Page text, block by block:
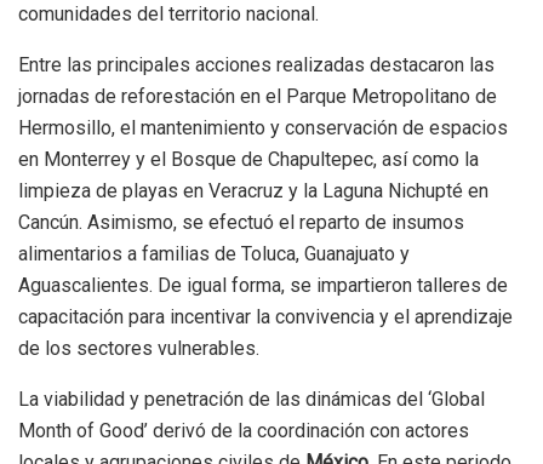
comunidades del territorio nacional.
Entre las principales acciones realizadas destacaron las
jornadas de reforestación en el Parque Metropolitano de
Hermosillo, el mantenimiento y conservación de espacios
en Monterrey y el Bosque de Chapultepec, así como la
limpieza de playas en Veracruz y la Laguna Nichupté en
Cancún. Asimismo, se efectuó el reparto de insumos
alimentarios a familias de Toluca, Guanajuato y
Aguascalientes. De igual forma, se impartieron talleres de
capacitación para incentivar la convivencia y el aprendizaje
de los sectores vulnerables.
La viabilidad y penetración de las dinámicas del ‘Global
Month of Good’ derivó de la coordinación con actores